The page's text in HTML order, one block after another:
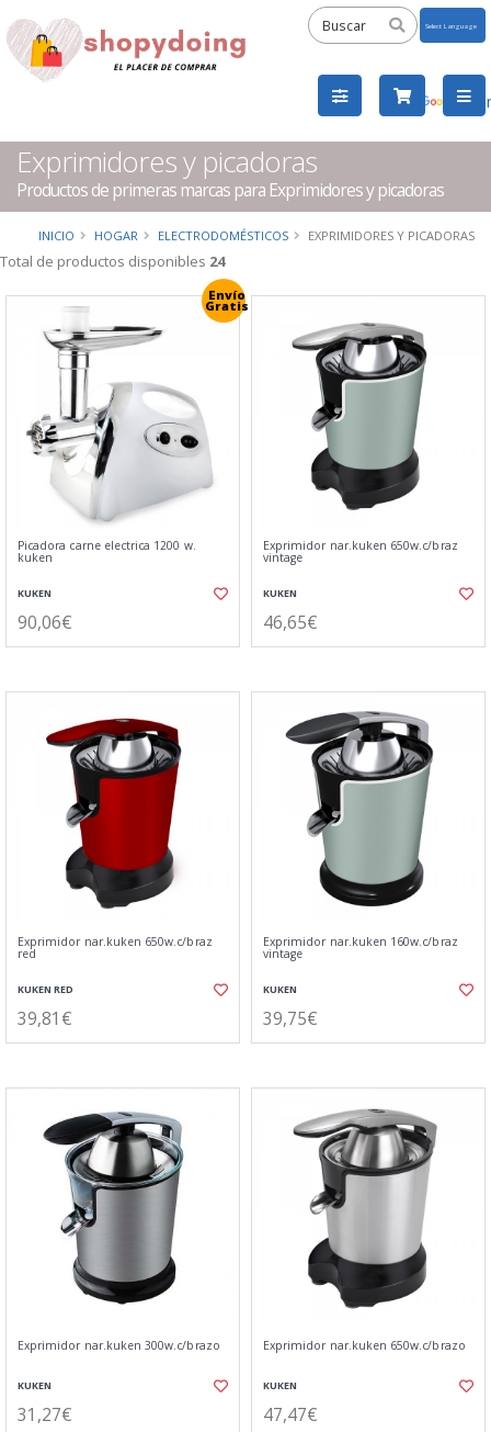
by
Exprimidores y picadoras
Productos de primeras marcas para Exprimidores y picadoras
INICIO HOGAR ELECTRODOMÉSTICOS EXPRIMIDORES Y PICADORAS
Total de productos disponibles 24
Envío
Gratis
Picadora carne electrica 1200 w.
kuken
KUKEN
90,06€
Exprimidor nar.kuken 650w.c/braz
vintage
KUKEN
46,65€
Exprimidor nar.kuken 650w.c/braz
red
KUKEN RED
39,81€
Exprimidor nar.kuken 160w.c/braz
vintage
KUKEN
39,75€
Exprimidor nar.kuken 300w.c/brazo
KUKEN
31,27€
Exprimidor nar.kuken 650w.c/brazo
KUKEN
47,47€